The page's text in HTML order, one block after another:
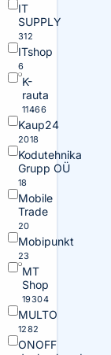
IT
SUPPLY
312
ITshop
6
K-
rauta
11466
Kaup24
2018
Kodutehnika
Grupp OÜ
18
Mobile
Trade
20
Mobipunkt
23
MT
Shop
19304
MULTO
1282
ONOFF